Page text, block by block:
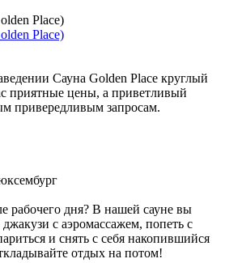
Place)
Place)
Сауна Golden Place круглый
приятные цены, а приветливый
привередливым запросам.
рабочего дня? В нашей сауне вы
джакузи с аэромассажем, попеть с
и снять с себя накопившийся
отдых на потом!